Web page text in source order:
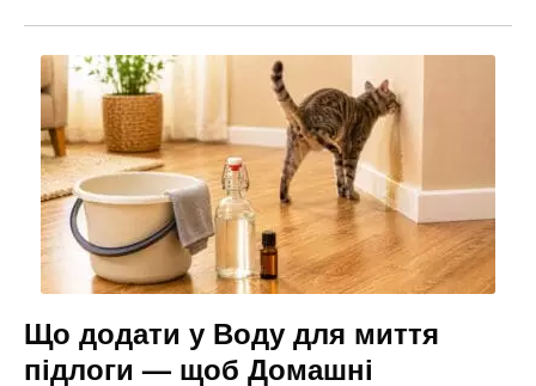
Що додати у Воду для миття
підлоги — щоб Домашні